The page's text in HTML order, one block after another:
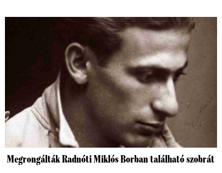
Megrongálták Radnóti Miklós Borban található szobrát